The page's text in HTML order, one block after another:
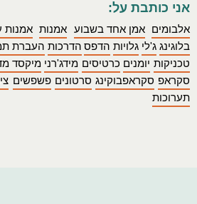
אני כותבת על:
אלבומים אמן אחד בשבוע אמנות אמנות
בלוגינג ג'לי גלויות הדפס הדרכות העברת
טכניקות יומנים כרטיסים מידג'רני מיקסד
סקראפ סקראפבוקינג סרטונים פשפשים
תערוכות